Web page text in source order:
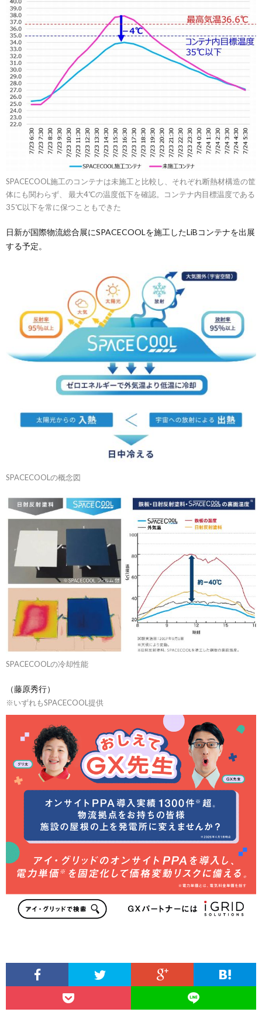
SPACECOOL施工のコンテナは未施工と比較し、それぞれ断熱材構造の筐
体にも関わらず、 最大4℃の温度低下を確認。コンテナ内目標温度である
35℃以下を常に保つこともできた
日新が国際物流総合展にSPACECOOLを施工したLiBコンテナを出展
する予定。
SPACECOOLの概念図
SPACECOOLの冷却性能
（藤原秀行）
※いずれもSPACECOOL提供